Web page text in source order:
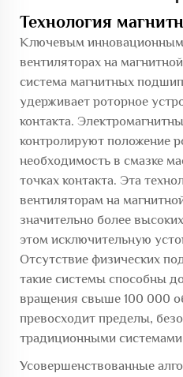
Технология
Ключевым
вентиляторах на
система магнитных
удерживает роторное
контакта.
контролируют положение
необходимость в смазке
точках контакта. Эта
вентиляторам на
значительно более
этом исключительную
Отсутствие физических
такие системы способны
вращения свыше 100 000
превосходит пределы,
традиционными
Усовершенствованные